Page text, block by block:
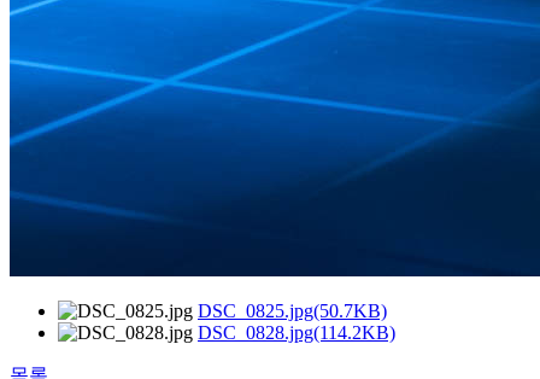
DSC_0825.jpg(50.7KB)
DSC_0828.jpg(114.2KB)
목록